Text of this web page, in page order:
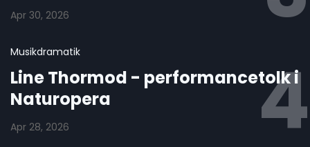
Apr 30, 2026
Musikdramatik
Line Thormod - performancetolk i
Naturopera
Apr 28, 2026